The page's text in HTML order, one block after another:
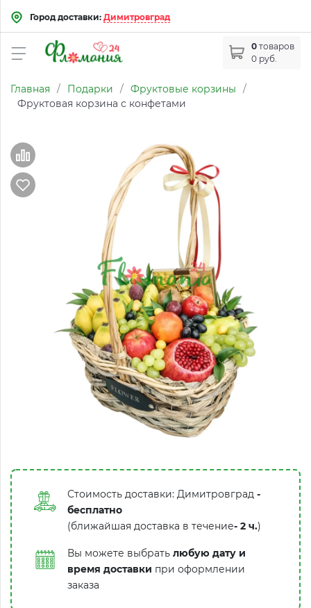
Город доставки: Димитровград
0 товаров
0 руб.
Главная / Подарки / Фруктовые корзины
/
Фруктовая корзина с конфетами
Стоимость доставки: Димитровград -
бесплатно
(ближайшая доставка в течение- 2 ч.)
Вы можете выбрать любую дату и
время доставки при оформлении
заказа